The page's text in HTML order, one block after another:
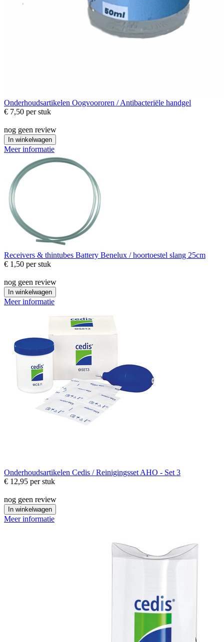
Onderhoudsartikelen Oogvoororen / Antibacteriële handgel
€ 7,50 per stuk
nog geen review
In winkelwagen
Meer informatie
Receivers & thintubes Battery Benelux / hoortoestel slang 25cm
€ 1,50 per stuk
nog geen review
In winkelwagen
Meer informatie
Onderhoudsartikelen Cedis / Reinigingsset AHO - Set 3
€ 12,95 per stuk
nog geen review
In winkelwagen
Meer informatie